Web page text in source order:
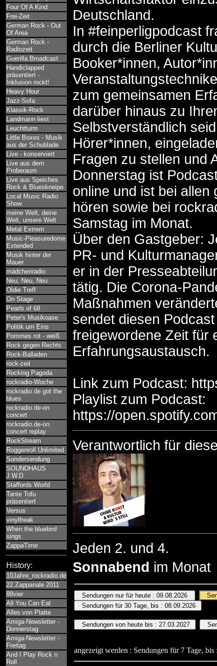
Four Of A Kind
Frei-Zeit
German Rock - Out
Of Area
German Rock -
Radiozeit
Guerilla Broadcast
Handiclapped
präsentiert -
Inklusion rockt!
Heavy Hour
Jazz-Sofa
Klassik-Rock
Landmann liest
Leuchtturm
Little Boxes - Musik
aus der Schublade
Live - konserviert
Live aus dem
Proberaum
Live aus Speiches
Rock & Blueskneipe
Local Music Radio
Show
meine Welt, deine
Welt, unsere Welt
Metal Extrem
Music-Pleasuredome
Extended
Musik hinter der
Mauer
mädchenradio
Neu, Neu, Neu
Oldie Treff
On Stage
Pearls of 68
Peter's Musikoase
Politik um Eins
Pommes rot - weiß
Rock gegen Rechts
Rock-Balladen
rock-zeit
Rocking Pagoda
rockradio-Woche
rockradio.de got the
blues
rockradio.de-on
concert
rockradio.de-on
concert replay
RockStream
Roggenroll Unlimited
Sondersendung
SOUNDHAUS
J.W.D.
Staffords World
Tante Tofu
präsentiert
Versus
vinylfreak
When the bluebird
sings
ZappaTime
History:
10Jahre_rockradio.de
22.Zappanale 2011
88vier
All You Can Eat
Alles von Platte
Amiga-Newsletter -
Donnerstag
Amiga-Newsletter -
Freitag
And I Play Rock n
Roll
Deutschland.
In #feinperligpodcast
durch die Berliner
Booker*innen,
zum gemeinsamen
darüber hinaus zu
Selbstverständlich
Hörer*innen,
Fragen zu stellen und
Donnerstag ist
online und ist bei allen
hören sowie bei
Samstag im Monat.
Über den Gastgeber:
PR- und
er in der
tätig. Die Corona-
Maßnahmen
sendet diesen
freigewordene Zeit für
Erfahrungsaustausch.
Link zum Podcast:
Playlist zum Podcast:
https://
Verantwortlich für
Jeden 2. und 4.
Sonnabend im Monat
angezeigt werden : Sendungen für 7 Tage, bis